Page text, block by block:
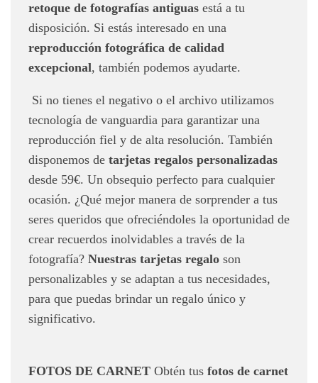
retoque de fotografías antiguas está a tu
disposición. Si estás interesado en una
reproducción fotográfica de calidad
excepcional, también podemos ayudarte.
Si no tienes el negativo o el archivo utilizamos
tecnología de vanguardia para garantizar una
reproducción fiel y de alta resolución. También
disponemos de tarjetas regalos personalizadas
desde 59€. Un obsequio perfecto para cualquier
ocasión. ¿Qué mejor manera de sorprender a tus
seres queridos que ofreciéndoles la oportunidad de
crear recuerdos inolvidables a través de la
fotografía? Nuestras tarjetas regalo son
personalizables y se adaptan a tus necesidades,
para que puedas brindar un regalo único y
significativo.
FOTOS DE CARNET Obtén tus fotos de carnet